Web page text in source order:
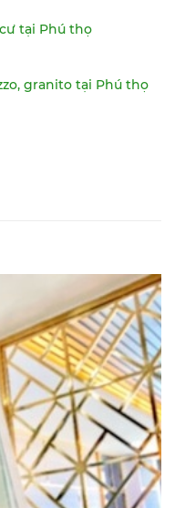
tại Phú thọ
granito tại Phú thọ